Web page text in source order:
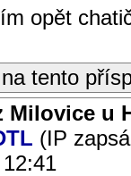
opět
tento
u
(IP